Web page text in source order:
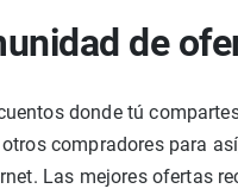
de
donde tú
compradores para
Las mejores ofertas